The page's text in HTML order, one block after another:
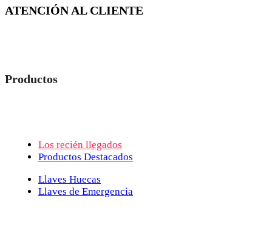
ATENCIÓN AL CLIENTE
Productos
Los recién llegados
Productos Destacados
Llaves Huecas
Llaves de Emergencia